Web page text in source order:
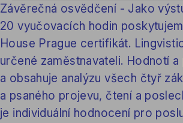
Závěrečná osvědčení - Jako
20 vyučovacích hodin
House Prague certifikát.
určené zaměstnavateli. Hodnotí
a obsahuje analýzu všech čtyř
a psaného projevu, čtení a
je individuální hodnocení pro